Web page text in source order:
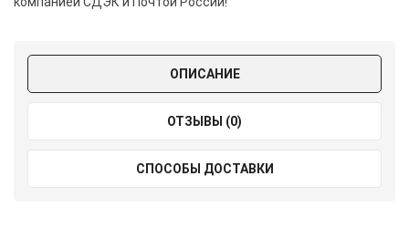
ОПИСАНИЕ
ОТЗЫВЫ (0)
СПОСОБЫ ДОСТАВКИ